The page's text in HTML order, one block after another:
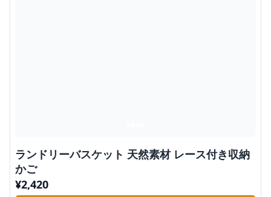
ランドリーバスケット 天然素材 レース付き収納
かご
¥2,420